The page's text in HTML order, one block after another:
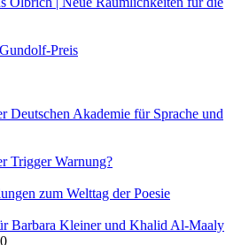
Preis
Deutschen Akademie für Sprache und
Trigger Warnung?
zum Welttag der Poesie
Barbara Kleiner und Khalid Al-Maaly